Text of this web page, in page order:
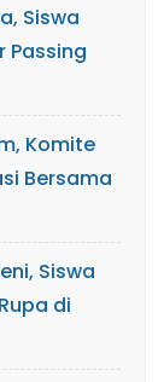
Siswa
Passing
Komite
Bersama
Siswa
di